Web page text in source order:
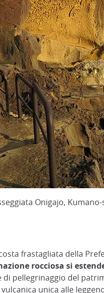
Onigajo,
frastagliata della
rocciosa si
di pellegrinaggio del
unica alle